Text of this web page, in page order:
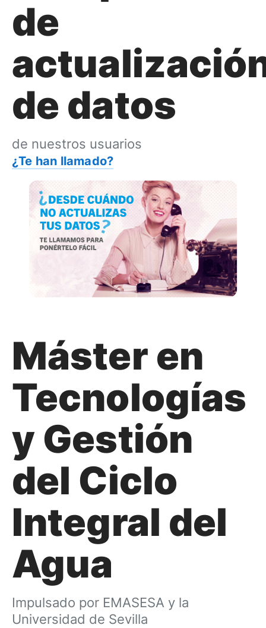
de
de datos
de nuestros usuarios
¿Te han llamado?
Máster en
Tecnologías
y Gestión
del Ciclo
Integral del
Agua
Impulsado por EMASESA y la
Universidad de Sevilla